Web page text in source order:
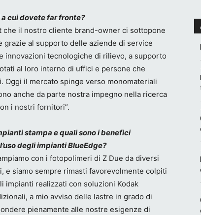
cui dovete far fronte?
che il nostro cliente brand-owner ci sottopone
grazie al supporto delle aziende di service
innovazioni tecnologiche di rilievo, a supporto
al loro interno di uffici e persone che
il mercato spinge verso monomateriali
anche da parte nostra impegno nella ricerca
i nostri fornitori”.
stampa e quali sono i benefici
degli impianti BlueEdge?
con i fotopolimeri di Z Due da diversi
e siamo sempre rimasti favorevolmente colpiti
impianti realizzati con soluzioni Kodak
a mio avviso delle lastre in grado di
pienamente alle nostre esigenze di